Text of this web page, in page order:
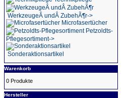
WerkzeugeÂ undÂ ZubehÃ¶r->
Microfasertücher
Petzoldts-
Pflegesortiment->
Sonderaktionsartikel
Warenkorb
0 Produkte
Hersteller